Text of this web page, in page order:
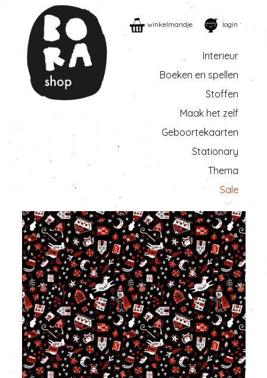
winkelmandje login
Interieur
Boeken en spellen
Stoffen
Maak het zelf
Geboortekaarten
Stationary
Thema
Sale